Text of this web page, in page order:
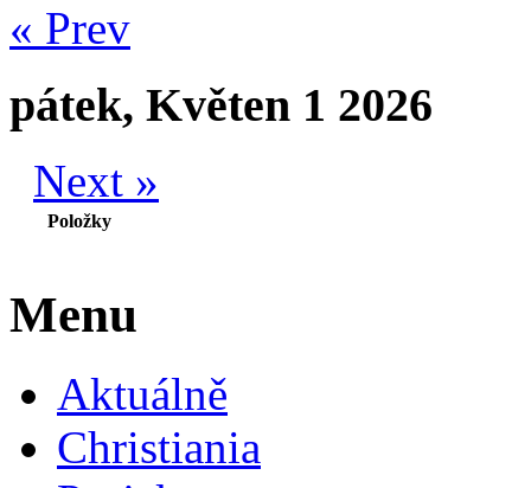
« Prev
pátek, Květen 1 2026
Next »
Položky
Menu
Aktuálně
Christiania